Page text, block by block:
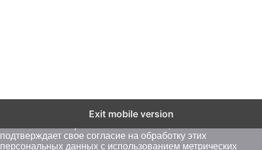
Exit mobile version
пользователей (cookie, данные об IP - адресе и
подтверждает свое согласие на обработку этих
персональных данных c использованием метрических